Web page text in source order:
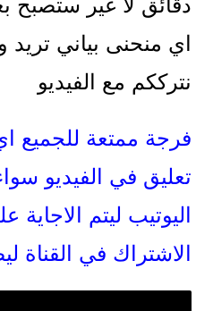
اي منحنى بياني تريد
نترككم مع الفيديو
فرجة ممتعة للجميع
تعليق في الفيديو
اليوتيب ليتم الاجاية
الاشتراك في القناة